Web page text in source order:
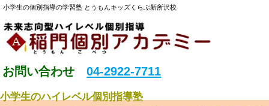
小学生の個別指導の学習塾 とうもんキッズくらぶ新所沢校
お問い合わせ04-2922-7711
小学生のハイレベル個別指導塾